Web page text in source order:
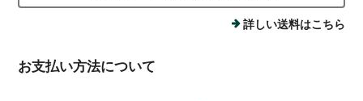
詳しい送料はこちら
お支払い方法について